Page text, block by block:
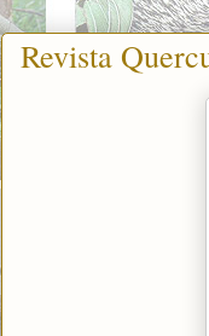
Revista